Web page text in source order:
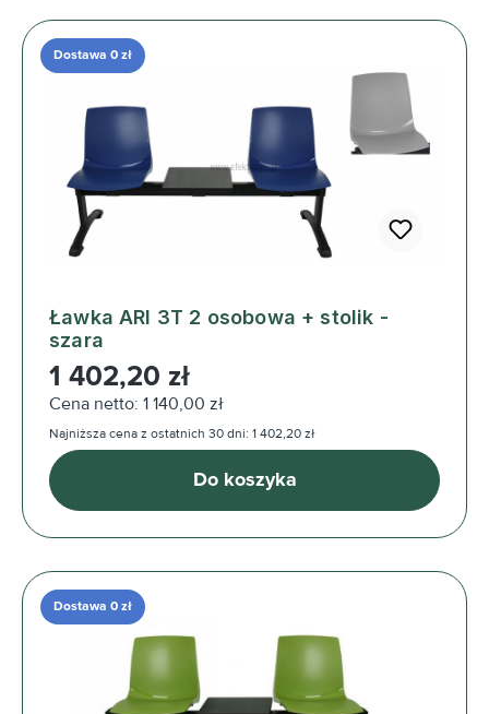
Ławka ARI 3T 2 osobowa + stolik -
szara
Dostawa 0 zł
Cena regularna:
1 402,20 zł
Cena netto: 1 140,00 zł
Najniższa cena z ostatnich 30 dni: 1 402,20 zł
Do koszyka
Dostawa 0 zł